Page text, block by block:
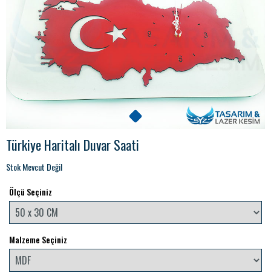
Türkiye Haritalı Duvar Saati
Stok Mevcut Değil
Ölçü Seçiniz
Malzeme Seçiniz